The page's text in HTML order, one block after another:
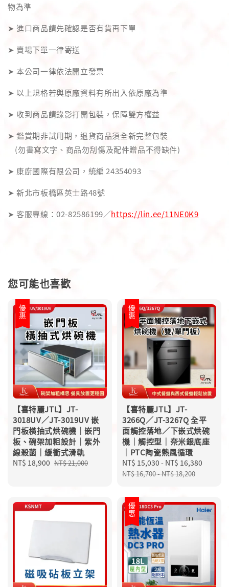
物為準
➤ 進口商品請先確認是否有貨再下單
➤ 賣場下單一律寄送
➤ 本公司一律依法開立發票
➤ 以上規格若與原廠資料有所出入依原廠為準
➤ 收到商品請錄影打開包裝，保障雙方權益
➤ 鑑賞期非試用期，退貨商品須全新完整包裝
(勿書寫文字、商品勿刮傷及配件贈品不得缺件)
➤ 康廚國際有限公司，統編 24354093
➤ 新北市板橋區英士路48號
➤ 客服專線：02-82586199／https://lin.ee/11NE0K9
您可能也喜歡
優惠
【喜特麗JTL】JT-
3018UV／JT-3019UV 嵌
門板橫抽式烘碗機｜嵌門
板、碗架加粗設計｜紫外
線殺菌｜緩衝式滑軌
Sale
NT$ 18,900 Regular
NT$ 21,000
優惠
【喜特麗JTL】JT-
3266Q／JT-3267Q 全平
面觸控落地／下嵌式烘碗
機｜觸控型｜奈米銀底座
｜PTC陶瓷熱風循環
Sale
price
NT$ 15,030 - NT$ 16,380
NT$ 16,700-NT$ 18,200
優惠